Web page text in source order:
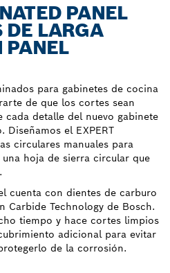
PANEL
DE LARGA
PANEL
para gabinetes de cocina
de que los cortes sean
cada detalle del nuevo gabinete
el EXPERT
circulares manuales para
una hoja de sierra circular que
cuenta con dientes de carburo
Carbide Technology de Bosch.
tiempo y hace cortes limpios
adicional para evitar
de la corrosión.